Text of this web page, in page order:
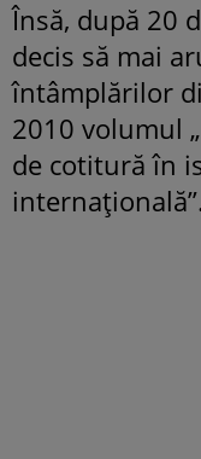
Însă, după 20
decis să mai
întâmplărilor
2010 volumul
de cotitură în
internaţională”.